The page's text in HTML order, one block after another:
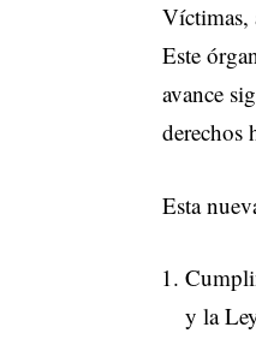
Víctimas,
Este
avance
derechos
Esta
y la